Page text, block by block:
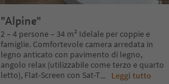
"Alpine"
2 – 4 persone – 34 m² Idelale per coppie e
famiglie. Comfortevole camera arredata in
legno anticato con pavimento di legno,
angolo relax (utilizzabile come terzo e quarto
letto), Flat-Screen con Sat-T... Leggi tutto